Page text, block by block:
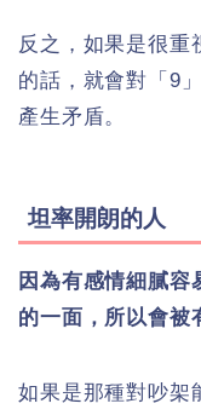
反之，如果是很重
的話，就會對「9
產生矛盾。
坦率開朗的人
因為有感情細膩容
的一面，所以會被
如果是那種對吵架